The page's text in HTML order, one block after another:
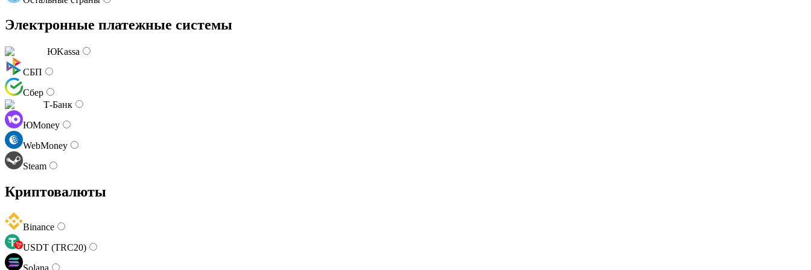
Электронные платежные системы
ЮKassa
СБП
Сбер
Т-Банк
ЮMoney
WebMoney
Steam
Криптовалюты
Binance
USDT (TRC20)